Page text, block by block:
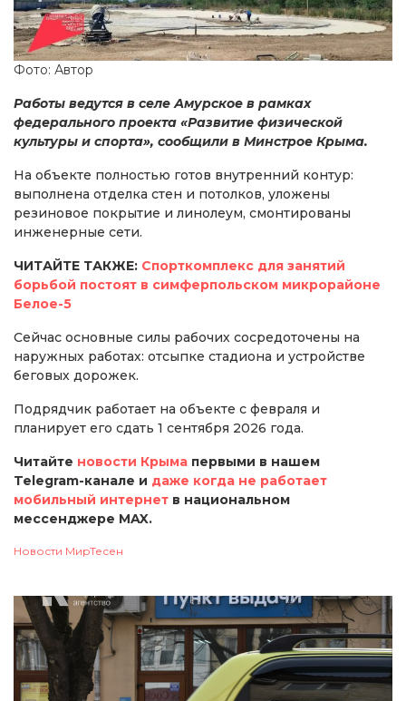
Фото: Автор
Работы ведутся в селе Амурское в рамках
федерального проекта «Развитие физической
культуры и спорта», сообщили в Минстрое Крыма.
На объекте полностью готов внутренний контур:
выполнена отделка стен и потолков, уложены
резиновое покрытие и линолеум, смонтированы
инженерные сети.
ЧИТАЙТЕ ТАКЖЕ: Спорткомплекс для занятий
борьбой постоят в симферпольском микрорайоне
Белое-5
Сейчас основные силы рабочих сосредоточены на
наружных работах: отсыпке стадиона и устройстве
беговых дорожек.
Подрядчик работает на объекте с февраля и
планирует его сдать 1 сентября 2026 года.
Читайте новости Крыма первыми в нашем
Telegram-канале и даже когда не работает
мобильный интернет в национальном
мессенджере MAX.
Новости МирТесен